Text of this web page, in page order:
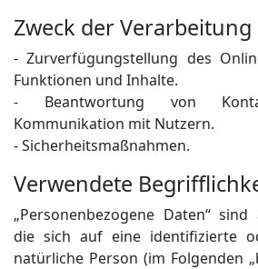
Zweck der Verarbeitung
- Zurverfügungstellung des
Funktionen und Inhalte.
- Beantwortung von
Kommunikation mit Nutzern.
- Sicherheitsmaßnahmen.
Verwendete
„Personenbezogene Daten“
die sich auf eine identifizierte
natürliche Person (im Folgenden